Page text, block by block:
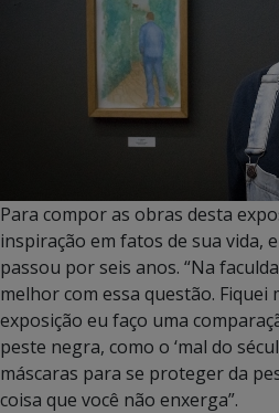
Para compor as obras desta
inspiração em fatos de sua vida,
passou por seis anos. “Na
melhor com essa questão. Fiquei
exposição eu faço uma
peste negra, como o ‘mal do
máscaras para se proteger da
coisa que você não enxerga”.